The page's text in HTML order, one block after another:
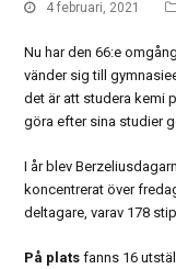
4 februari, 2021
Nu har den 66:e
vänder sig till
det är att studera kemi
göra efter sina studier
I år blev
koncentrerat över
deltagare, varav 178
På plats fanns 16